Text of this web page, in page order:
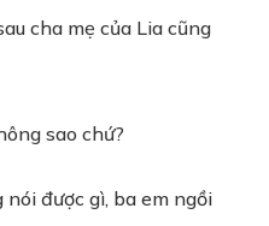
cha mẹ của Lia cũng
sao chứ?
được gì, ba em ngồi